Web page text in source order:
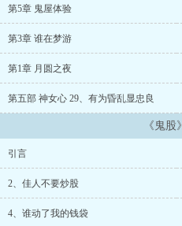
一种手段，真实世界的一种寓言。
子”，我想描写的是风尘中的国
新。也欢迎大家点击支持我的新作
第5章 鬼屋体验
第3章 谁在梦游
第1章 月圆之夜
第五部 神女心 29、有为昏乱显忠良
《鬼股
引言
2、佳人不要炒股
4、谁动了我的钱袋